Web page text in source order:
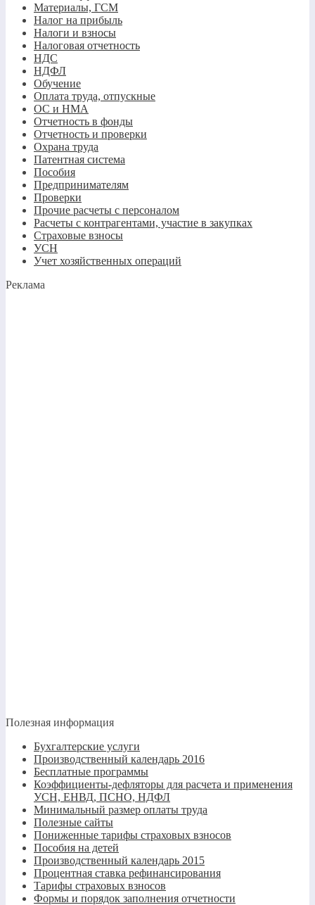
Материалы, ГСМ
Налог на прибыль
Налоги и взносы
Налоговая отчетность
НДС
НДФЛ
Обучение
Оплата труда, отпускные
ОС и НМА
Отчетность в фонды
Отчетность и проверки
Охрана труда
Патентная система
Пособия
Предпринимателям
Проверки
Прочие расчеты с персоналом
Расчеты с контрагентами, участие в закупках
Страховые взносы
УСН
Учет хозяйственных операций
Реклама
Полезная информация
Бухгалтерские услуги
Производственный календарь 2016
Бесплатные программы
Коэффициенты-дефляторы для расчета и применения
УСН, ЕНВД, ПСНО, НДФЛ
Минимальный размер оплаты труда
Полезные сайты
Пониженные тарифы страховых взносов
Пособия на детей
Производственный календарь 2015
Процентная ставка рефинансирования
Тарифы страховых взносов
Формы и порядок заполнения отчетности